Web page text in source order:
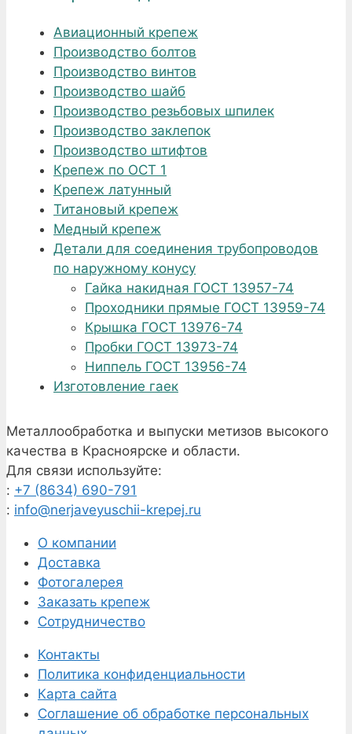
Авиационный крепеж
Производство болтов
Производство винтов
Производство шайб
Производство резьбовых шпилек
Производство заклепок
Производство штифтов
Крепеж по ОСТ 1
Крепеж латунный
Титановый крепеж
Медный крепеж
Детали для соединения трубопроводов
по наружному конусу
Гайка накидная ГОСТ 13957-74
Проходники прямые ГОСТ 13959-74
Крышка ГОСТ 13976-74
Пробки ГОСТ 13973-74
Ниппель ГОСТ 13956-74
Изготовление гаек
Металлообработка и выпуски метизов высокого
качества в Красноярске и области.
Для связи используйте:
: +7 (8634) 690-791
: info@nerjaveyuschii-krepej.ru
О компании
Доставка
Фотогалерея
Заказать крепеж
Сотрудничество
Контакты
Политика конфиденциальности
Карта сайта
Соглашение об обработке персональных